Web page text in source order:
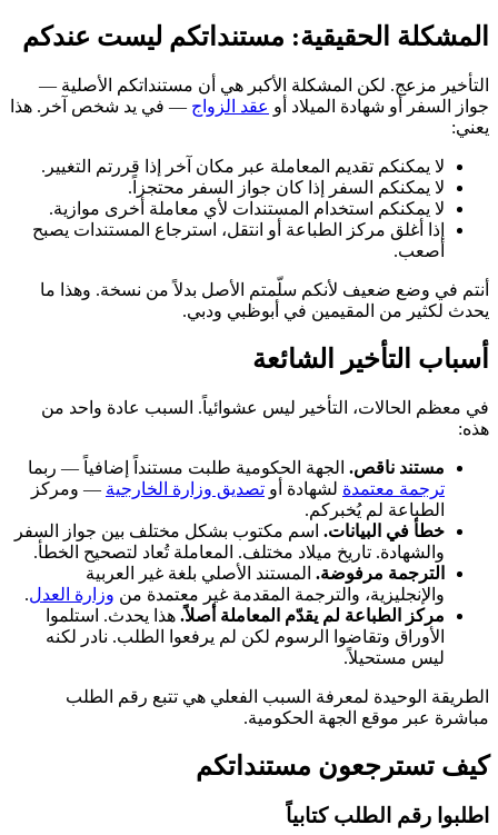
المشكلة الحقيقية: مستنداتكم ليست عندكم
التأخير مزعج. لكن المشكلة الأكبر هي أن مستنداتكم الأصلية —
جواز السفر أو شهادة الميلاد أو عقد الزواج — في يد شخص آخر. هذا
يعني:
لا يمكنكم تقديم المعاملة عبر مكان آخر إذا قررتم التغيير.
لا يمكنكم السفر إذا كان جواز السفر محتجزاً.
لا يمكنكم استخدام المستندات لأي معاملة أخرى موازية.
إذا أغلق مركز الطباعة أو انتقل، استرجاع المستندات يصبح
أصعب.
أنتم في وضع ضعيف لأنكم سلّمتم الأصل بدلاً من نسخة. وهذا ما
يحدث لكثير من المقيمين في أبوظبي ودبي.
أسباب التأخير الشائعة
في معظم الحالات، التأخير ليس عشوائياً. السبب عادة واحد من
هذه:
مستند ناقص. الجهة الحكومية طلبت مستنداً إضافياً — ربما
ترجمة معتمدة لشهادة أو تصديق وزارة الخارجية — ومركز
الطباعة لم يُخبركم.
خطأ في البيانات. اسم مكتوب بشكل مختلف بين جواز السفر
والشهادة. تاريخ ميلاد مختلف. المعاملة تُعاد لتصحيح الخطأ.
الترجمة مرفوضة. المستند الأصلي بلغة غير العربية
والإنجليزية، والترجمة المقدمة غير معتمدة من وزارة العدل.
مركز الطباعة لم يقدّم المعاملة أصلاً. هذا يحدث. استلموا
الأوراق وتقاضوا الرسوم لكن لم يرفعوا الطلب. نادر لكنه
ليس مستحيلاً.
الطريقة الوحيدة لمعرفة السبب الفعلي هي تتبع رقم الطلب
مباشرة عبر موقع الجهة الحكومية.
كيف تسترجعون مستنداتكم
اطلبوا رقم الطلب كتابياً